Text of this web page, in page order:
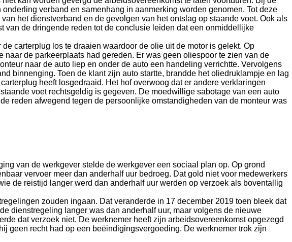
verband en samenhang in aanmerking worden genomen. Tot deze
het dienstverband en de gevolgen van het ontslag op staande voet. Ook als
de dringende reden tot de conclusie leiden dat een onmiddellijke
carterplug los te draaien waardoor de olie uit de motor is gelekt. Op
de parkeerplaats had gereden. Er was geen oliespoor te zien van de
naar de auto liep en onder de auto een handeling verrichtte. Vervolgens
binnenging. Toen de klant zijn auto startte, brandde het oliedruklampje en lag
heeft losgedraaid. Het hof overwoog dat er andere verklaringen
voet rechtsgeldig is gegeven. De moedwillige sabotage van een auto
reden afwegend tegen de persoonlijke omstandigheden van de monteur was
van de werkgever stelde de werkgever een sociaal plan op. Op grond
vervoer meer dan anderhalf uur bedroeg. Dat gold niet voor medewerkers
de reistijd langer werd dan anderhalf uur werden op verzoek als boventallig
zouden ingaan. Dat veranderde in 17 december 2019 toen bleek dat
dienstregeling langer was dan anderhalf uur, maar volgens de nieuwe
dat verzoek niet. De werknemer heeft zijn arbeidsovereenkomst opgezegd
geen recht had op een beëindigingsvergoeding. De werknemer trok zijn